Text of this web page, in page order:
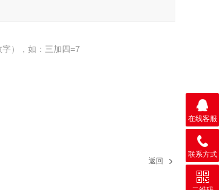
），如：三加四=7
返回
在线客服
联系方式